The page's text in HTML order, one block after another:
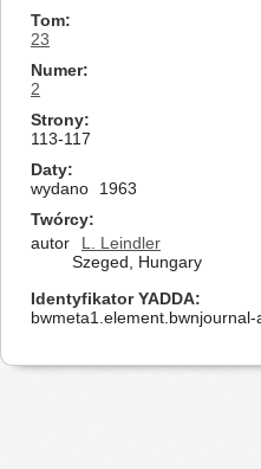
Tom
23
Numer
2
Strony
113-117
Daty
wydano
1963
Twórcy
autor
L. Leindler
Szeged, Hungary
Identyfikator YADDA